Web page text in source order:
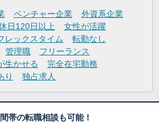
ベンチャー企業
外資系企業
日120日以上
女性が活躍
レックスタイム
転勤なし
管理職
フリーランス
生かせる
完全在宅勤務
り 独占求人
帯の転職相談も可能！